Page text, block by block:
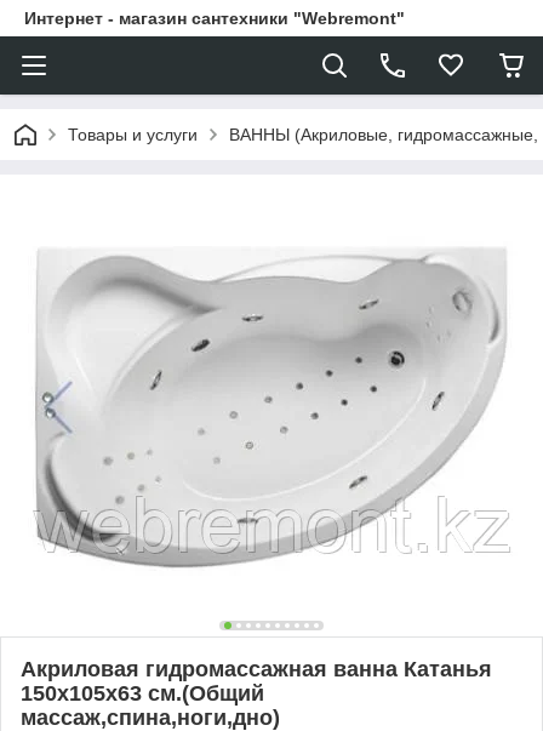
Интернет - магазин сантехники "Webremont"
Товары и услуги ВАННЫ (Акриловые,
Акриловая гидромассажная ванна Катанья
150х105х63 см.(Общий
массаж,спина,ноги,дно)